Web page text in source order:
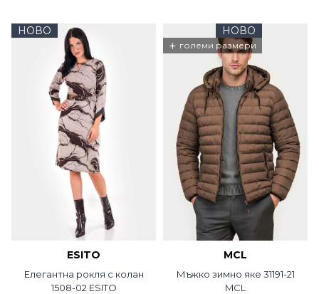
НОВО
ESITO
Елегантна рокля с колан
1508-02 ESITO
НОВО
+ големи размери
MCL
Мъжко зимно яке 31191-21
MCL